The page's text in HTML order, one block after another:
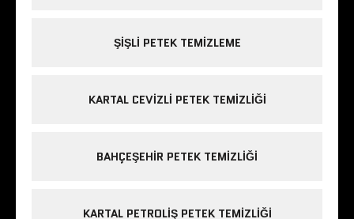
ŞIŞLI PETEK TEMIZLEME
KARTAL CEVIZLI PETEK TEMIZLIĞI
BAHÇEŞEHIR PETEK TEMIZLIĞI
KARTAL PETROLIŞ PETEK TEMIZLIĞI